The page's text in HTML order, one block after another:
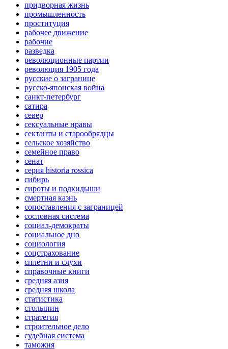
придворная жизнь
промышленность
проституция
рабочее движение
рабочие
разведка
революционные партии
революция 1905 года
русские о загранице
русско-японская война
санкт-петербург
сатира
север
сексуальные нравы
сектанты и старообрядцы
сельское хозяйство
семейное право
сенат
серия historia rossica
сибирь
сироты и подкидыши
смертная казнь
сопоставления с заграницей
сословная система
социал-демократы
социальное дно
социология
соцстрахование
сплетни и слухи
справочные книги
средняя азия
средняя школа
статистика
столыпин
стратегия
строительное дело
судебная система
таможня